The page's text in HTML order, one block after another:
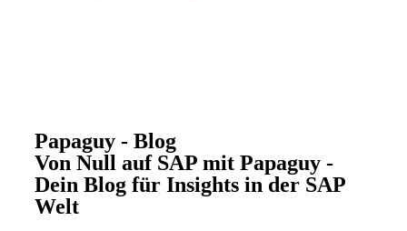
Papaguy - Blog
Von Null auf SAP mit Papaguy -
Dein Blog für Insights in der SAP
Welt